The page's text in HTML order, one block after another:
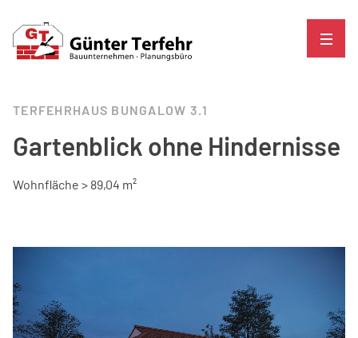
TERFEHRHAUS BUNGALOW 3.1
Gartenblick ohne Hindernisse
Wohnfläche > 89,04 m²